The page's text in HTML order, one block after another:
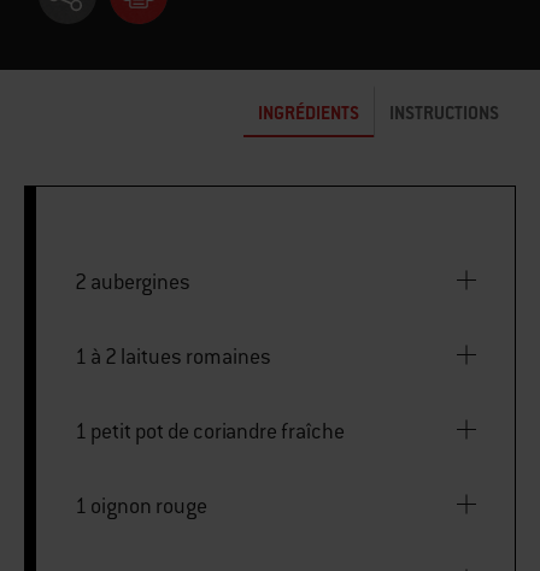
INGRÉDIENTS INSTRUCTIONS
2 aubergines
1 à 2 laitues romaines
1 petit pot de coriandre fraîche
1 oignon rouge